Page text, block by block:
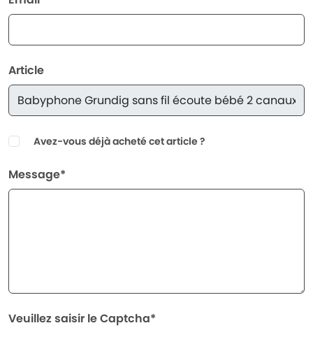
Article
Avez-vous déjà acheté cet article ?
Message*
Veuillez saisir le Captcha*